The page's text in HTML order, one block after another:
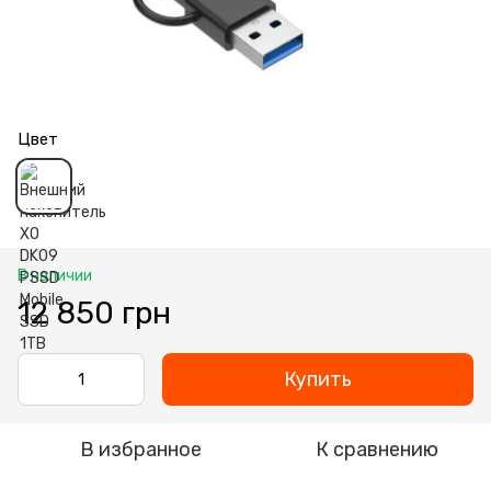
Цвет
В наличии
12 850 грн
Купить
В избранное К сравнению